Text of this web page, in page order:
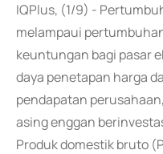
IQPlus, (1/9) -
melampaui
keuntungan bagi pasar
daya penetapan harga
pendapatan
asing enggan
Produk domestik bruto